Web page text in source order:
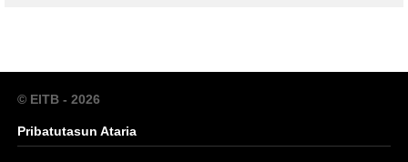
© EITB - 2026
Pribatutasun Ataria